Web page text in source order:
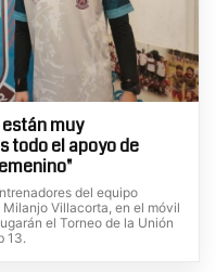
están muy
todo el apoyo de
del equipo
Villacorta, en el móvil
el Torneo de la Unión
13.